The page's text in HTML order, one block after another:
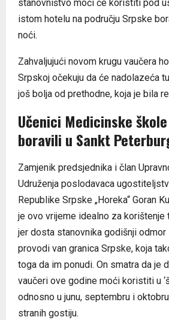
stanovništvo moći će koristiti pod
istom hotelu na području Srpske
noći.
Zahvaljujući novom krugu vaučera
Srpskoj očekuju da će nadolazeća
još bolja od prethodne, koja je bila
Učenici Medicinske
boravili u Sankt
Zamjenik predsjednika i član
Udruženja poslodavaca
Republike Srpske „Horeka“ Goran
je ovo vrijeme idealno za korištenje
jer dosta stanovnika godišnji
provodi van granica Srpske, koja
toga da im ponudi. On smatra da je
vaučeri ove godine moći koristiti u
odnosno u junu, septembru i
stranih gostiju.